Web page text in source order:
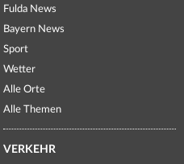
Fulda News
Bayern News
Sport
Wetter
Alle Orte
Alle Themen
VERKEHR